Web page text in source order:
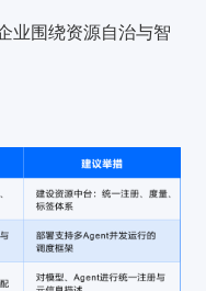
业围绕资源自治与智